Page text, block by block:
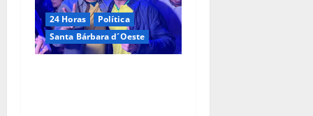
24 Horas
Política
Santa Bárbara d´Oeste